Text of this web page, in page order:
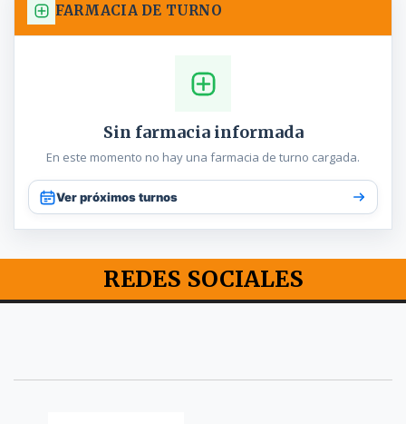
FARMACIA DE TURNO
Sin farmacia informada
En este momento no hay una farmacia de turno cargada.
Ver próximos turnos
REDES SOCIALES